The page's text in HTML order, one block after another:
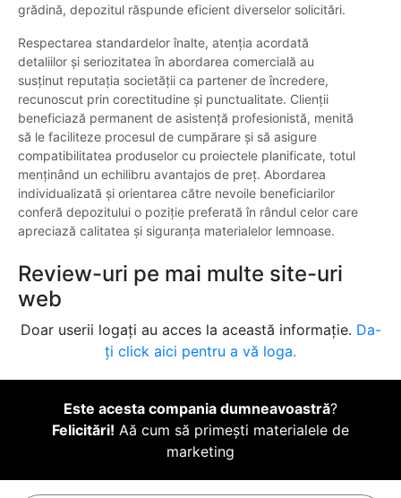
grădină, depozitul răspunde eficient diverselor solicitări.
Respectarea standardelor înalte, atenția acordată
detaliilor și seriozitatea în abordarea comercială au
susținut reputația societății ca partener de încredere,
recunoscut prin corectitudine și punctualitate. Clienții
beneficiază permanent de asistență profesionistă, menită
să le faciliteze procesul de cumpărare și să asigure
compatibilitatea produselor cu proiectele planificate, totul
menținând un echilibru avantajos de preț. Abordarea
individualizată și orientarea către nevoile beneficiarilor
conferă depozitului o poziție preferată în rândul celor care
apreciază calitatea și siguranța materialelor lemnoase.
Review-uri pe mai multe site-uri
web
Doar userii logați au acces la această informație. Da-
ți click aici pentru a vă loga.
Este acesta compania dumneavoastră?
Felicitări! Aă cum să primești materialele de
marketing